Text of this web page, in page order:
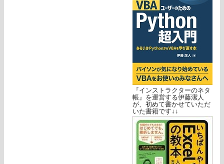
『インストラクターのネタ
帳』を運営する伊藤潔人
が、初めて書かせていただ
いた書籍です↓↓